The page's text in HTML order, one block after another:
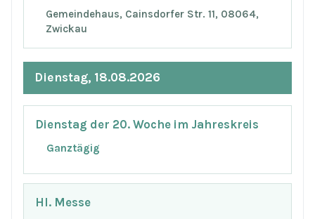
Gemeindehaus, Cainsdorfer Str. 11, 08064,
Zwickau
Dienstag, 18.08.2026
Dienstag der 20. Woche im Jahreskreis
Ganztägig
Hl. Messe